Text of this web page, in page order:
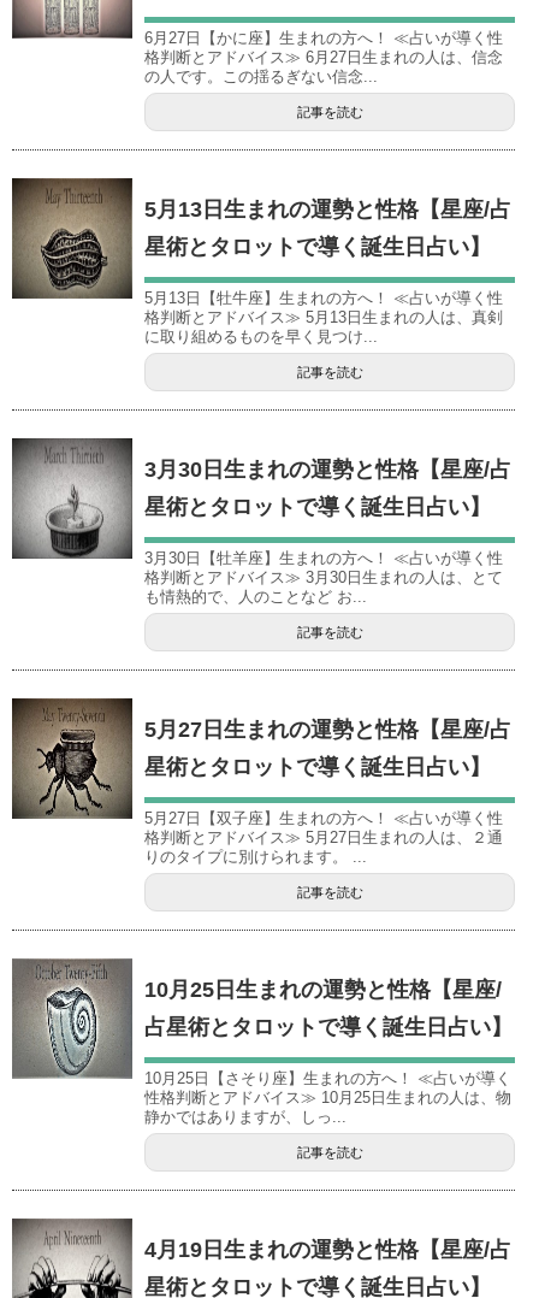
6月27日【かに座】生まれの方へ！ ≪占いが導く性
格判断とアドバイス≫ 6月27日生まれの人は、信念
の人です。この揺るぎない信念...
記事を読む
5月13日生まれの運勢と性格【星座/占
星術とタロットで導く誕生日占い】
5月13日【牡牛座】生まれの方へ！ ≪占いが導く性
格判断とアドバイス≫ 5月13日生まれの人は、真剣
に取り組めるものを早く見つけ...
記事を読む
3月30日生まれの運勢と性格【星座/占
星術とタロットで導く誕生日占い】
3月30日【牡羊座】生まれの方へ！ ≪占いが導く性
格判断とアドバイス≫ 3月30日生まれの人は、とて
も情熱的で、人のことなど お...
記事を読む
5月27日生まれの運勢と性格【星座/占
星術とタロットで導く誕生日占い】
5月27日【双子座】生まれの方へ！ ≪占いが導く性
格判断とアドバイス≫ 5月27日生まれの人は、２通
りのタイプに別けられます。 ...
記事を読む
10月25日生まれの運勢と性格【星座/
占星術とタロットで導く誕生日占い】
10月25日【さそり座】生まれの方へ！ ≪占いが導く
性格判断とアドバイス≫ 10月25日生まれの人は、物
静かではありますが、しっ...
記事を読む
4月19日生まれの運勢と性格【星座/占
星術とタロットで導く誕生日占い】